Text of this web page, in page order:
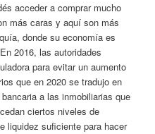
acceder a comprar mucho
más caras y aquí son más
donde su economía es
2016, las autoridades
para evitar un aumento
que en 2020 se tradujo en
a las inmobiliarias que
ciertos niveles de
liquidez suficiente para hacer